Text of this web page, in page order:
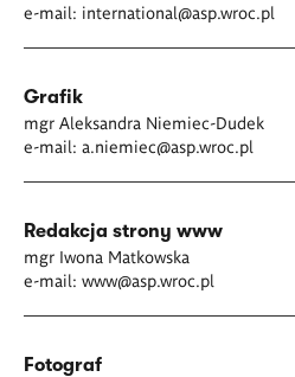
e-mail: international@asp.wroc.pl
Grafik
mgr Aleksandra Niemiec-Dudek
e-mail: a.niemiec@asp.wroc.pl
Redakcja strony www
mgr Iwona Matkowska
e-mail: www@asp.wroc.pl
Fotograf